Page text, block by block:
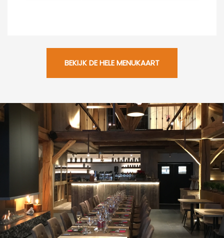
BEKIJK DE HELE MENUKAART